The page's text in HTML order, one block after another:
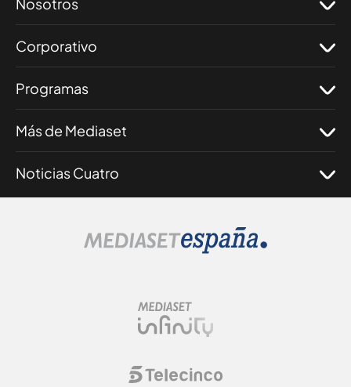
Corporativo
Programas
Más de Mediaset
Noticias Cuatro